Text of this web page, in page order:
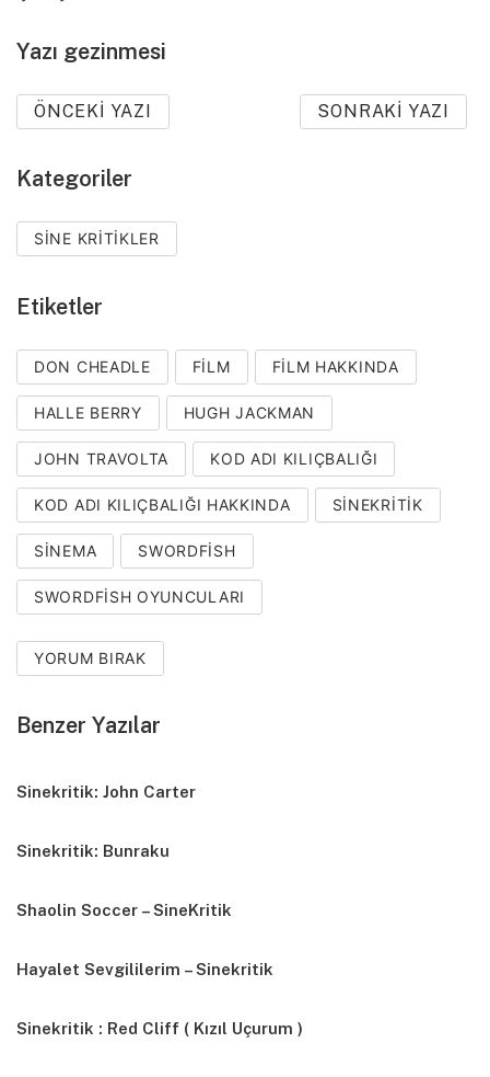
Yazı gezinmesi
ÖNCEKI YAZI SONRAKI YAZI
Kategoriler
SINE KRITIKLER
Etiketler
DON CHEADLE FILM FILM HAKKINDA
HALLE BERRY HUGH JACKMAN
JOHN TRAVOLTA KOD ADI KILIÇBALIĞI
KOD ADI KILIÇBALIĞI HAKKINDA SINEKRITIK
SINEMA SWORDFISH
SWORDFISH OYUNCULARI
YORUM BIRAK
Benzer Yazılar
Sinekritik: John Carter
Sinekritik: Bunraku
Shaolin Soccer – SineKritik
Hayalet Sevgililerim – Sinekritik
Sinekritik : Red Cliff ( Kızıl Uçurum )